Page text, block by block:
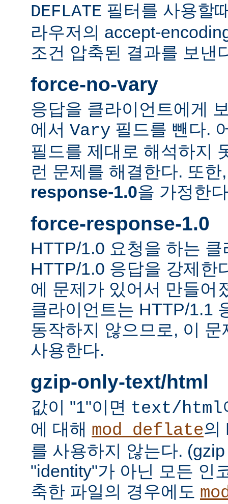
DEFLATE 필터를 사용할
라우저의 accept-
조건 압축된 결과를 보낸
force-no-vary
응답을 클라이언트에게
에서 Vary 필드를 뺀다.
필드를 제대로 해석하지
런 문제를 해결한다. 또
response-1.0을 가정한
force-response-1.0
HTTP/1.0 요청을 하는
HTTP/1.0 응답을 강제한
에 문제가 있어서 만들어
클라이언트는 HTTP/1.1
동작하지 않으므로, 이
사용한다.
gzip-only-text/html
값이 "1"이면 text/html
에 대해 mod_deflate의
를 사용하지 않는다.
"identity"가 아닌 모든 인
축한 파일의 경우에도